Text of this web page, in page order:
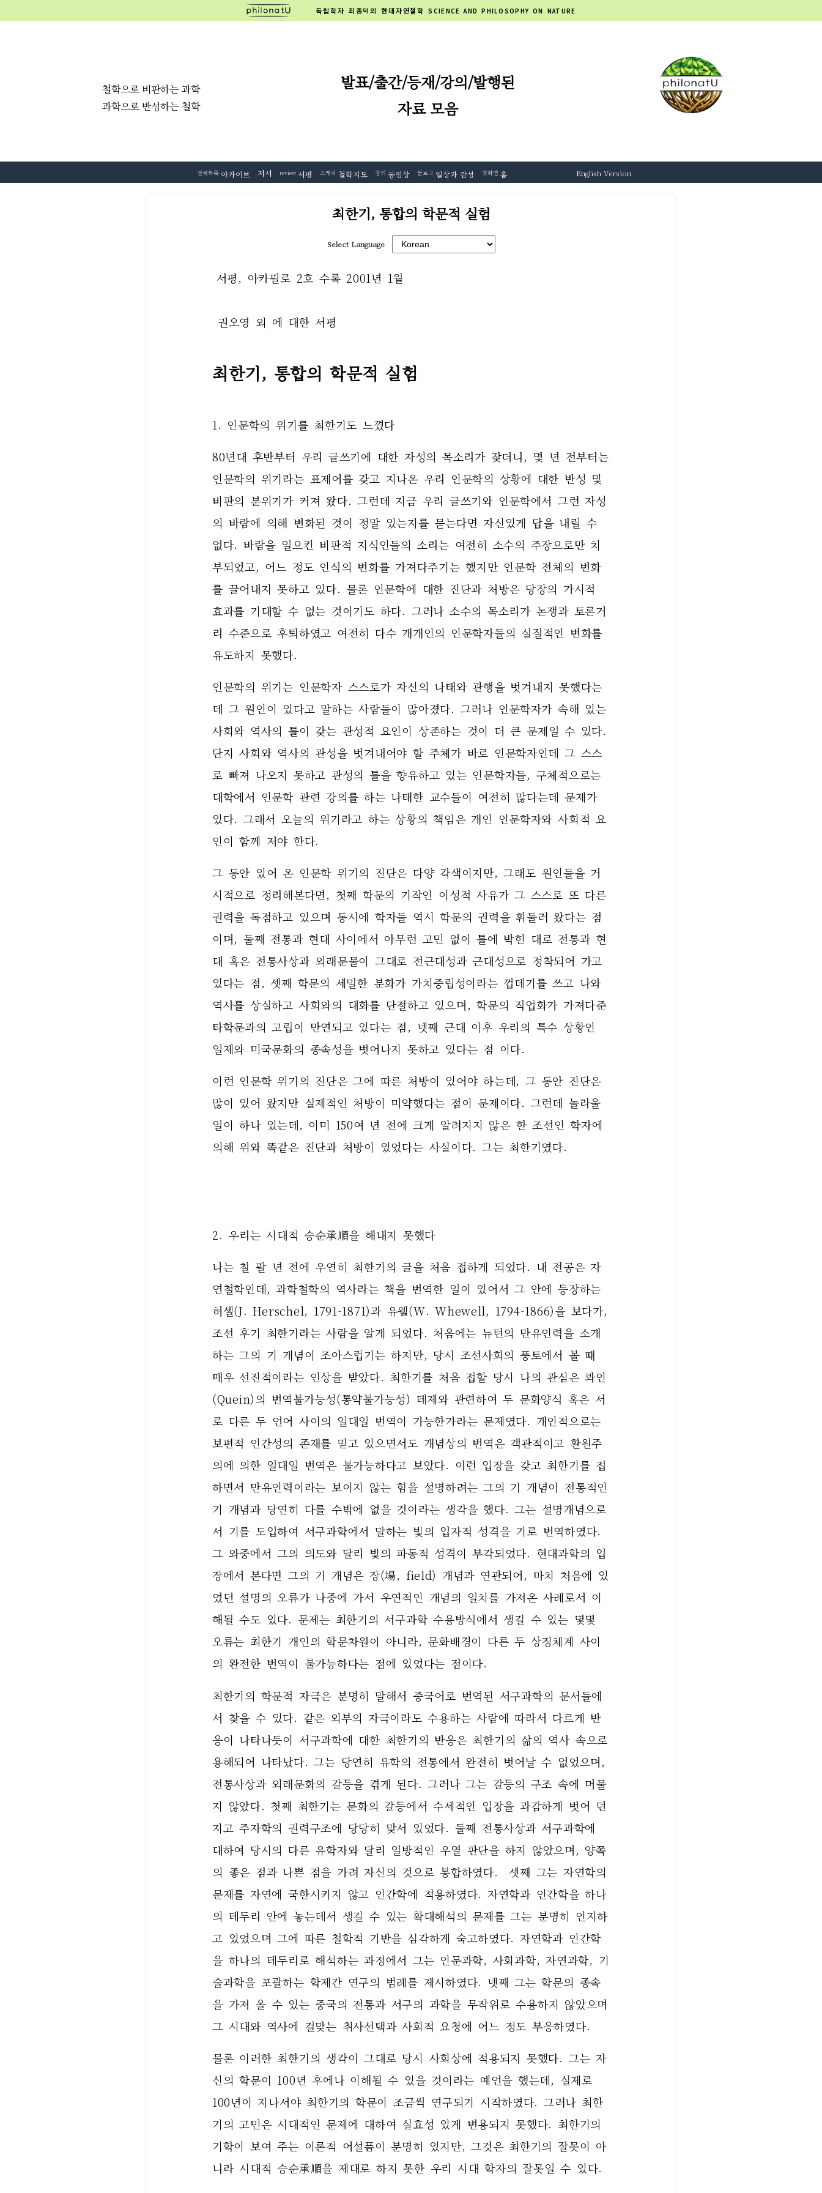
독립학자 최종덕의 현대자연철학SCIENCE AND PHILOSOPHY ON NATURE
철학으로 비판하는 과학
과학으로 반성하는 철학
발표/출간/등재/강의/발행된
자료 모음
전체목록 아카이브 저서 review 서평 스케치 철학지도 강의 동영상 블로그 일상과 감성 첫화면 홈 English Version
최한기, 통합의 학문적 실험
Select Language
서평, 아카필로 2호 수록 2001년 1월
권오영 외 에 대한 서평
최한기, 통합의 학문적 실험
1. 인문학의 위기를 최한기도 느꼈다
80년대 후반부터 우리 글쓰기에 대한 자성의 목소리가 잦더니, 몇 년 전부터는
인문학의 위기라는 표제어를 갖고 지나온 우리 인문학의 상황에 대한 반성 및
비판의 분위기가 커져 왔다. 그런데 지금 우리 글쓰기와 인문학에서 그런 자성
의 바람에 의해 변화된 것이 정말 있는지를 묻는다면 자신있게 답을 내릴 수
없다. 바람을 일으킨 비판적 지식인들의 소리는 여전히 소수의 주장으로만 치
부되었고, 어느 정도 인식의 변화를 가져다주기는 했지만 인문학 전체의 변화
를 끌어내지 못하고 있다. 물론 인문학에 대한 진단과 처방은 당장의 가시적
효과를 기대할 수 없는 것이기도 하다. 그러나 소수의 목소리가 논쟁과 토론거
리 수준으로 후퇴하였고 여전히 다수 개개인의 인문학자들의 실질적인 변화를
유도하지 못했다.
인문학의 위기는 인문학자 스스로가 자신의 나태와 관행을 벗겨내지 못했다는
데 그 원인이 있다고 말하는 사람들이 많아졌다. 그러나 인문학자가 속해 있는
사회와 역사의 틀이 갖는 관성적 요인이 상존하는 것이 더 큰 문제일 수 있다.
단지 사회와 역사의 관성을 벗겨내어야 할 주체가 바로 인문학자인데 그 스스
로 빠져 나오지 못하고 관성의 틀을 향유하고 있는 인문학자들, 구체적으로는
대학에서 인문학 관련 강의를 하는 나태한 교수들이 여전히 많다는데 문제가
있다. 그래서 오늘의 위기라고 하는 상황의 책임은 개인 인문학자와 사회적 요
인이 함께 저야 한다.
그 동안 있어 온 인문학 위기의 진단은 다양 각색이지만, 그래도 원인들을 거
시적으로 정리해본다면, 첫째 학문의 기작인 이성적 사유가 그 스스로 또 다른
권력을 독점하고 있으며 동시에 학자들 역시 학문의 권력을 휘둘러 왔다는 점
이며, 둘째 전통과 현대 사이에서 아무런 고민 없이 틀에 박힌 대로 전통과 현
대 혹은 전통사상과 외래문물이 그대로 전근대성과 근대성으로 정착되어 가고
있다는 점, 셋째 학문의 세밀한 분화가 가치중립성이라는 껍데기를 쓰고 나와
역사를 상실하고 사회와의 대화를 단절하고 있으며, 학문의 직업화가 가져다준
타학문과의 고립이 만연되고 있다는 점, 넷째 근대 이후 우리의 특수 상황인
일제와 미국문화의 종속성을 벗어나지 못하고 있다는 점 이다.
이런 인문학 위기의 진단은 그에 따른 처방이 있어야 하는데, 그 동안 진단은
많이 있어 왔지만 실제적인 처방이 미약했다는 점이 문제이다. 그런데 놀라울
일이 하나 있는데, 이미 150여 년 전에 크게 알려지지 않은 한 조선인 학자에
의해 위와 똑같은 진단과 처방이 있었다는 사실이다. 그는 최한기였다.
2. 우리는 시대적 승순承順을 해내지 못했다
나는 칠 팔 년 전에 우연히 최한기의 글을 처음 접하게 되었다. 내 전공은 자
연철학인데, 과학철학의 역사라는 책을 번역한 일이 있어서 그 안에 등장하는
허셀(J. Herschel, 1791-1871)과 유웰(W. Whewell, 1794-1866)을 보다가,
조선 후기 최한기라는 사람을 알게 되었다. 처음에는 뉴턴의 만유인력을 소개
하는 그의 기 개념이 조아스럽기는 하지만, 당시 조선사회의 풍토에서 볼 때
매우 선진적이라는 인상을 받았다. 최한기를 처음 접할 당시 나의 관심은 콰인
(Quein)의 번역불가능성(통약불가능성) 테제와 관련하여 두 문화양식 혹은 서
로 다른 두 언어 사이의 일대일 번역이 가능한가라는 문제였다. 개인적으로는
보편적 인간성의 존재를 믿고 있으면서도 개념상의 번역은 객관적이고 환원주
의에 의한 일대일 번역은 불가능하다고 보았다. 이런 입장을 갖고 최한기를 접
하면서 만유인력이라는 보이지 않는 힘을 설명하려는 그의 기 개념이 전통적인
기 개념과 당연히 다를 수밖에 없을 것이라는 생각을 했다. 그는 설명개념으로
서 기를 도입하여 서구과학에서 말하는 빛의 입자적 성격을 기로 번역하였다.
그 와중에서 그의 의도와 달리 빛의 파동적 성격이 부각되었다. 현대과학의 입
장에서 본다면 그의 기 개념은 장(場, field) 개념과 연관되어, 마치 처음에 있
었던 설명의 오류가 나중에 가서 우연적인 개념의 일치를 가져온 사례로서 이
해될 수도 있다. 문제는 최한기의 서구과학 수용방식에서 생길 수 있는 몇몇
오류는 최한기 개인의 학문차원이 아니라, 문화배경이 다른 두 상징체계 사이
의 완전한 번역이 불가능하다는 점에 있었다는 점이다.
최한기의 학문적 자극은 분명히 말해서 중국어로 번역된 서구과학의 문서들에
서 찾을 수 있다. 같은 외부의 자극이라도 수용하는 사람에 따라서 다르게 반
응이 나타나듯이 서구과학에 대한 최한기의 반응은 최한기의 삶의 역사 속으로
용해되어 나타났다. 그는 당연히 유학의 전통에서 완전히 벗어날 수 없었으며,
전통사상과 외래문화의 갈등을 겪게 된다. 그러나 그는 갈등의 구조 속에 머물
지 않았다. 첫째 최한기는 문화의 갈등에서 수세적인 입장을 과감하게 벗어 던
지고 주자학의 권력구조에 당당히 맞서 있었다. 둘째 전통사상과 서구과학에
대하여 당시의 다른 유학자와 달리 일방적인 우열 판단을 하지 않았으며, 양쪽
의 좋은 점과 나쁜 점을 가려 자신의 것으로 봉합하였다.  셋째 그는 자연학의
문제를 자연에 국한시키지 않고 인간학에 적용하였다. 자연학과 인간학을 하나
의 테두리 안에 놓는데서 생길 수 있는 확대해석의 문제를 그는 분명히 인지하
고 있었으며 그에 따른 철학적 기반을 심각하게 숙고하였다. 자연학과 인간학
을 하나의 테두리로 해석하는 과정에서 그는 인문과학, 사회과학, 자연과학, 기
술과학을 포괄하는 학제간 연구의 범례를 제시하였다. 넷째 그는 학문의 종속
을 가져 올 수 있는 중국의 전통과 서구의 과학을 무작위로 수용하지 않았으며
그 시대와 역사에 걸맞는 취사선택과 사회적 요청에 어느 정도 부응하였다.
물론 이러한 최한기의 생각이 그대로 당시 사회상에 적용되지 못했다. 그는 자
신의 학문이 100년 후에나 이해될 수 있을 것이라는 예언을 했는데, 실제로
100년이 지나서야 최한기의 학문이 조금씩 연구되기 시작하였다. 그러나 최한
기의 고민은 시대적인 문제에 대하여 실효성 있게 변용되지 못했다. 최한기의
기학이 보여 주는 이론적 어설픔이 분명히 있지만, 그것은 최한기의 잘못이 아
니라 시대적 승순承順을 제대로 하지 못한 우리 시대 학자의 잘못일 수 있다.